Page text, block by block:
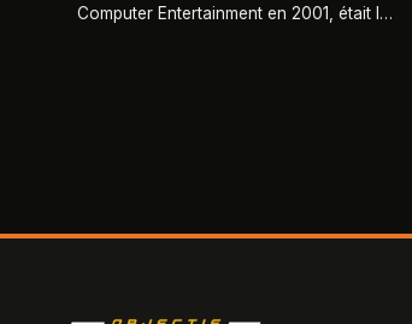
Computer Entertainment en 2001, était le